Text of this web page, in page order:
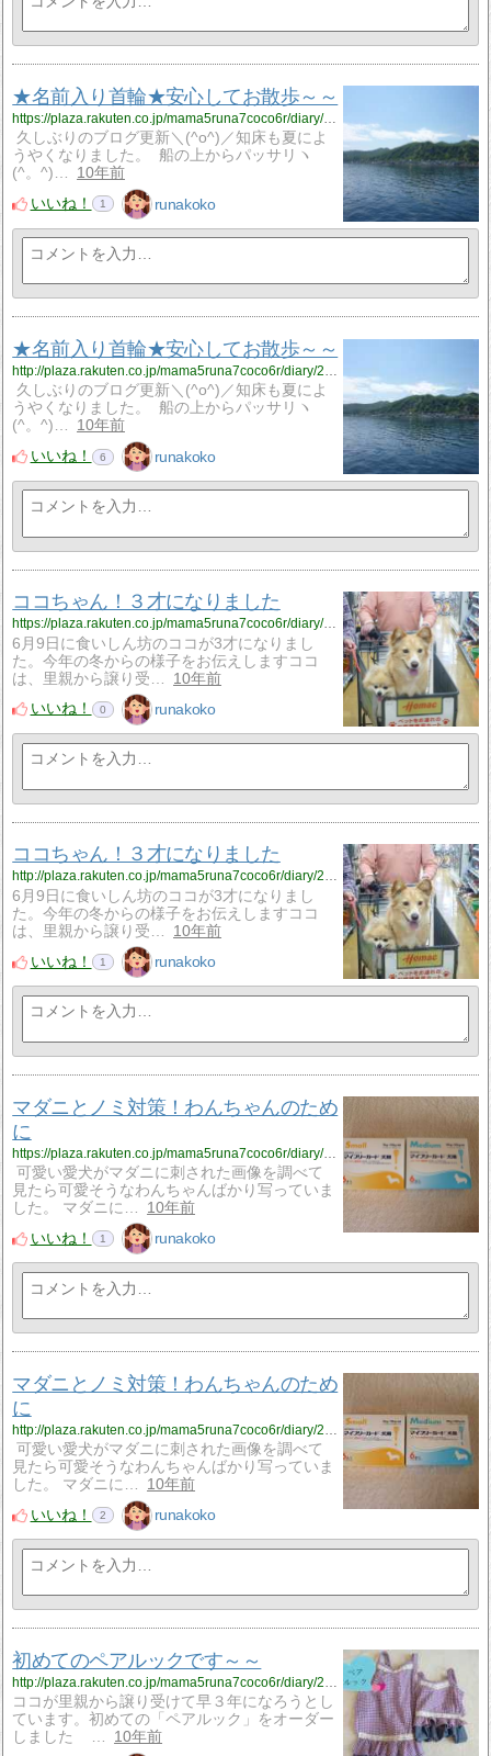
★名前入り首輪★安心してお散歩～～
https://plaza.rakuten.co.jp/mama5runa7coco6r/diary/201607300000/
久しぶりのブログ更新＼(^o^)／知床も夏によ
うやくなりました。 船の上からパッサリヽ
(^。^)…
10年前
いいね！
1 runakoko
★名前入り首輪★安心してお散歩～～
http://plaza.rakuten.co.jp/mama5runa7coco6r/diary/201607300000/
久しぶりのブログ更新＼(^o^)／知床も夏によ
うやくなりました。 船の上からパッサリヽ
(^。^)…
10年前
いいね！
6 runakoko
ココちゃん！３才になりました
https://plaza.rakuten.co.jp/mama5runa7coco6r/diary/201606190000/
6月9日に食いしん坊のココが3才になりまし
た。今年の冬からの様子をお伝えしますココ
は、里親から譲り受…
10年前
いいね！
0 runakoko
ココちゃん！３才になりました
http://plaza.rakuten.co.jp/mama5runa7coco6r/diary/201606190000/
6月9日に食いしん坊のココが3才になりまし
た。今年の冬からの様子をお伝えしますココ
は、里親から譲り受…
10年前
いいね！
1 runakoko
マダニとノミ対策！わんちゃんのため
に
https://plaza.rakuten.co.jp/mama5runa7coco6r/diary/201606010000/
可愛い愛犬がマダニに刺された画像を調べて
見たら可愛そうなわんちゃんばかり写っていま
した。 マダニに…
10年前
いいね！
1 runakoko
マダニとノミ対策！わんちゃんのため
に
http://plaza.rakuten.co.jp/mama5runa7coco6r/diary/201606010000/
可愛い愛犬がマダニに刺された画像を調べて
見たら可愛そうなわんちゃんばかり写っていま
した。 マダニに…
10年前
いいね！
2 runakoko
初めてのペアルックです～～
http://plaza.rakuten.co.jp/mama5runa7coco6r/diary/201605140000/
ココが里親から譲り受けて早３年になろうとし
ています。初めての「ペアルック」をオーダー
しました …
10年前